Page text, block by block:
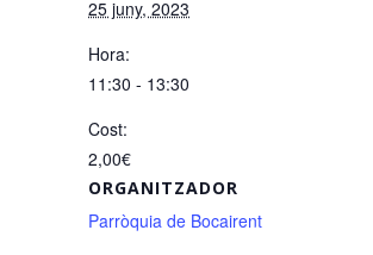
25 juny, 2023
Hora:
11:30 - 13:30
Cost:
2,00€
ORGANITZADOR
Parròquia de Bocairent